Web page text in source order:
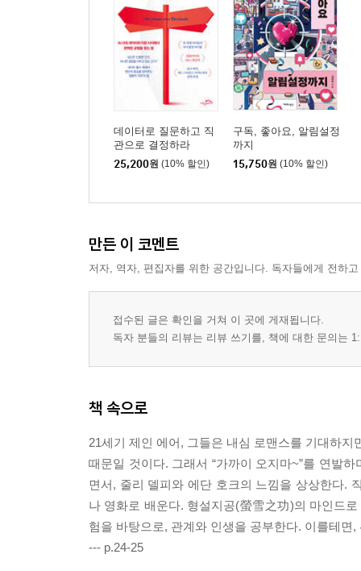
데이터로 질문하고 직
관으로 결정하라
25,200원 (10% 할인)
구독, 좋아요, 알림설정
까지
15,750원 (10% 할인)
만든 이 코멘트
저자, 역자, 편집자를 위한 공간입니다. 독자들에게 전하
접수된 글은 확인을 거쳐 이 곳에 게재됩니다.
독자 분들의 리뷰는 리뷰 쓰기를, 책에 대한 문의는
책 속으로
21세기 제인 에어, 그들은 내심 로맨스를 기대하
때문일 것이다. 그래서 “가까이 오지마~”를 연발
면서, 줄리 델피와 에단 호크의 느낌을 상상한다.
나 영화로 배운다. 형설지공(螢雪之功)의 마인드
험을 바탕으로, 관계와 인생을 공부한다. 이를테
--- p.24-25